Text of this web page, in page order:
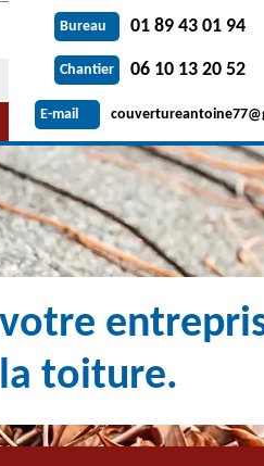
Bureau 01 89 43 01 94
Chantier 06 10 13 20 52
E-mail
la toiture.